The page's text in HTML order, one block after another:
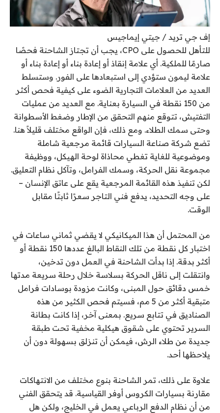
إف جي تريد / جيتي إيماجيس
للتأهل للحصول على CPO، يجب أن تجتاز الشاحنة فحصًا
صارمًا للملكية. أي علامة إنقاذ أو إعادة بناء أو إعادة بناء أو
علامة ليمون ستؤدي إلى استبعادها على الفور. وستسلط
العديد من العلامات التجارية الضوء على كيفية فحص أكثر
من 150 نقطة في السيارة بعناية. مع العديد من عمليات
التفتيش، تتوقع منهم التحقق من الإطار وضغط الأسطوانة
وحتى سمك الطلاء. ومع ذلك، فإن الواقع مختلف قليلاً هنا.
تضع شركة صناعة السيارات قائمة مرجعية شاملة
وموضوعية للغاية تغطي محاذاة لوحة الهيكل، ووظيفة
مجموعة نقل الحركة، وسمك الفرامل، وتآكل نظام التعليق.
لكن تنفيذ هذه القائمة المرجعية يقع على عاتق الإنسان –
على وجه التحديد، يدفع فني التاجر سعرًا ثابتًا مقابل
الوقت.
من المحتمل أن هذا الميكانيكي لا يقضي ثماني ساعات في
اختبار كل نقطة من تلك النقاط البالغ عددها 150 نقطة أو
أكثر بدقة. إذا بدأت الشاحنة في العمل دون تدخين،
وانتقلت إلى ناقل الحركة بسلاسة خلال رحلة سريعة مدتها
خمس دقائق حول المبنى، وكانت مزودة بوسادات فرامل
متبقية أكثر من 5 مم، فسيتم فحص الكثير من هذه
الصناديق في تتابع سريع. بمعنى آخر، إذا كانت بطانة
السرير تحتوي على شقوق هيكلية مخفية تحت طبقة
جديدة من طلاء الرش، فيمكن أن تنزلق بسهولة دون أن
يلاحظها أحد.
علاوة على ذلك، تمر الشاحنة بنوع مختلف من الانتهاكات
مقارنة بسيارات الكروس أوفر القياسية. قد يتحقق الفني
من أن نظام الدفع الرباعي يعمل في الخليج، ولكن هل